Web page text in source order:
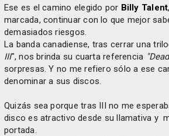
Ese es el camino elegido por Billy Talent
marcada, continuar con lo que mejor
demasiados riesgos.
La banda canadiense, tras cerrar una
III", nos brinda su cuarta referencia
sorpresas. Y no me refiero sólo a ese
denominar a sus discos.
Quizás sea porque tras III no me
disco es atractivo desde su llamativa y
portada.